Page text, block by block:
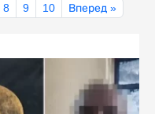
8 9 10 Вперед »